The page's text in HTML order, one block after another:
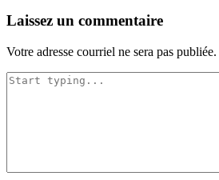
Laissez un commentaire
Votre adresse courriel ne sera pas publiée.